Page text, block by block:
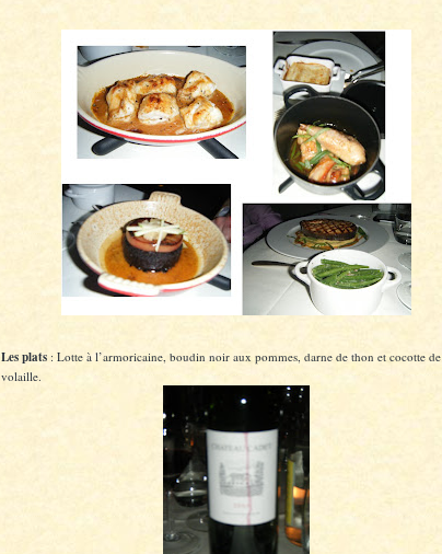
Les plats : Lotte à l’armoricaine, boudin noir aux pommes, darne de thon et cocotte de
volaille.